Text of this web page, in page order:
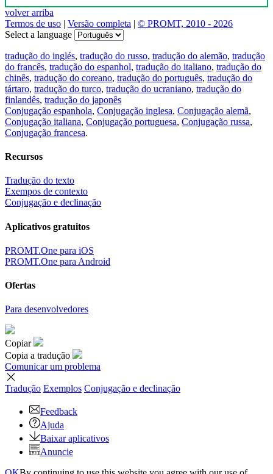
volver arriba
Termos de uso | Versão completa | © PROMT, 2010 - 2026
Select a language
tradução do inglés, tradução do russo, tradução do alemão, tradução
do francês, tradução do espanhol, tradução do italiano, tradução do
chinês, tradução do coreano, tradução do português, tradução do
tártaro, tradução do turco, tradução do ucraniano, tradução do
finlandês, tradução do japonês
Conjugação espanhola, Conjugação inglesa, Conjugação alemã,
Conjugação italiana, Conjugação portuguesa, Conjugação russa,
Conjugação francesa.
Recursos
Tradução do texto
Exempos de contexto
Conjugação e declinação
Aplicativos gratuitos
PROMT.One para iOS
PROMT.One para Android
Ofertas
Para desenvolvedores
Copiar
Copia a tradução
Comunicar um problema
Tradução Exemplos Conjugação e declinação
Feedback
Ajuda
Baixar aplicativos
Anuncie